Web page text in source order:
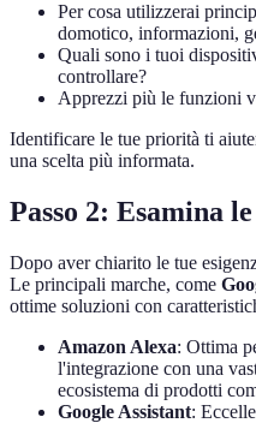
Per cosa utilizzerai
domotico, informazioni,
Quali sono i tuoi
controllare?
Apprezzi più le funzioni
Identificare le tue priorità ti
una scelta più informata.
Passo 2: Esamina
Dopo aver chiarito le tue
Le principali marche, come
ottime soluzioni con
Amazon Alexa: Ottima
l'integrazione con una
ecosistema di prodotti
Google Assistant: